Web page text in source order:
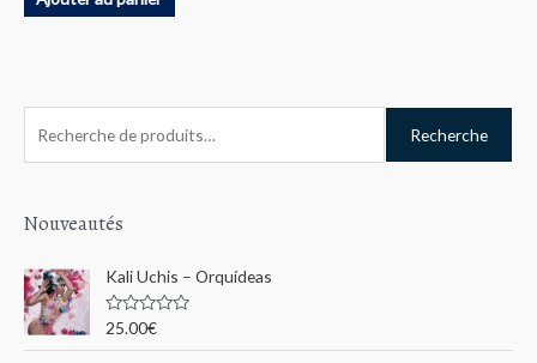
h
r
c
h
Recherche
Nouveautés
Kali Uchis – Orquídeas
N
25.00€